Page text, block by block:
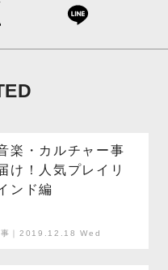
楽・カルチャー事
け！人気プレイリ
ンド編
事｜2019.12.18 Wed